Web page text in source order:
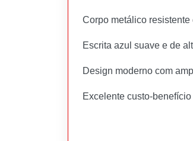
Corpo metálico resistente
Escrita azul suave e de
Design moderno com
Excelente custo-